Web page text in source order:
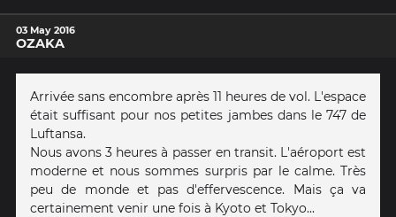
03 May 2016
OZAKA
Arrivée sans encombre après 11 heures de vol. L'espace
était suffisant pour nos petites jambes dans le 747 de
Luftansa.
Nous avons 3 heures à passer en transit. L'aéroport est
moderne et nous sommes surpris par le calme. Très
peu de monde et pas d'effervescence. Mais ça va
certainement venir une fois à Kyoto et Tokyo...